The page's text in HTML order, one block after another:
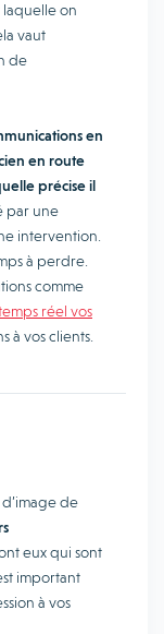
laquelle on
vaut
de
en
en route
précise il
par une
intervention.
à perdre.
comme
réel vos
à vos clients.
de
eux qui sont
important
à vos